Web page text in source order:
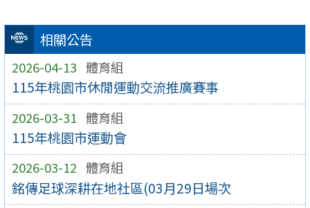
相關公告
2026-04-13 體育組
115年桃園市休閒運動交流推廣賽事
2026-03-31 體育組
115年桃園市運動會
2026-03-12 體育組
銘傳足球深耕在地社區(03月29日場次